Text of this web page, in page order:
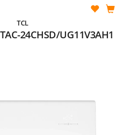
TCL
24CHSD/UG11V3AH1